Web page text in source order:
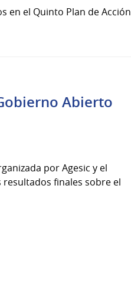
en el Quinto Plan de Acción
Abierto
por Agesic y el
finales sobre el